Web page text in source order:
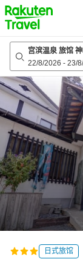
to
top
page
宫滨温泉 旅馆
22/8/2026 - 23/
日式旅馆